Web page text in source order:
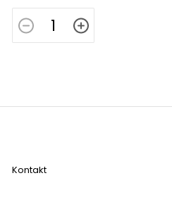
Z
Kontakt